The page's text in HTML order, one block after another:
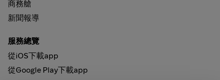
商務艙
新聞報導
服務總覽
從iOS下載app
從Google Play下載app